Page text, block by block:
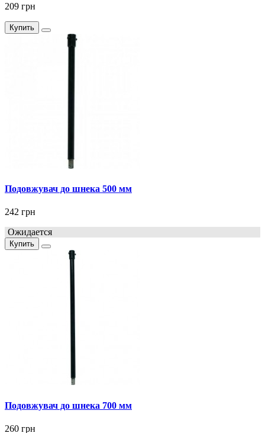
209 грн
Купить
Подовжувач до шнека 500 мм
242 грн
Ожидается
Купить
Подовжувач до шнека 700 мм
260 грн